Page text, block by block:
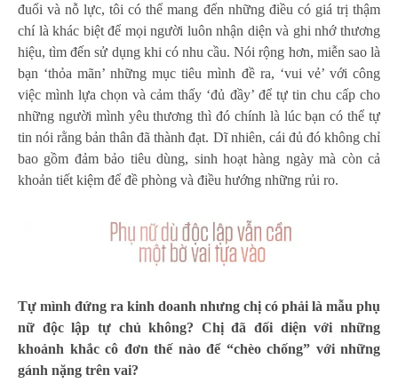
đuổi và nỗ lực, tôi có thể mang đến những điều có giá trị thậm
chí là khác biệt để mọi người luôn nhận diện và ghi nhớ thương
hiệu, tìm đến sử dụng khi có nhu cầu. Nói rộng hơn, miễn sao là
bạn ‘thỏa mãn’ những mục tiêu mình đề ra, ‘vui vẻ’ với công
việc mình lựa chọn và cảm thấy ‘đủ đầy’ để tự tin chu cấp cho
những người mình yêu thương thì đó chính là lúc bạn có thể tự
tin nói rằng bản thân đã thành đạt. Dĩ nhiên, cái đủ đó không chỉ
bao gồm đảm bảo tiêu dùng, sinh hoạt hàng ngày mà còn cả
khoản tiết kiệm để đề phòng và điều hướng những rủi ro.
Tự mình đứng ra kinh doanh nhưng chị có phải là mẫu phụ
nữ độc lập tự chủ không? Chị đã đối diện với những
khoảnh khắc cô đơn thế nào để “chèo chống” với những
gánh nặng trên vai?